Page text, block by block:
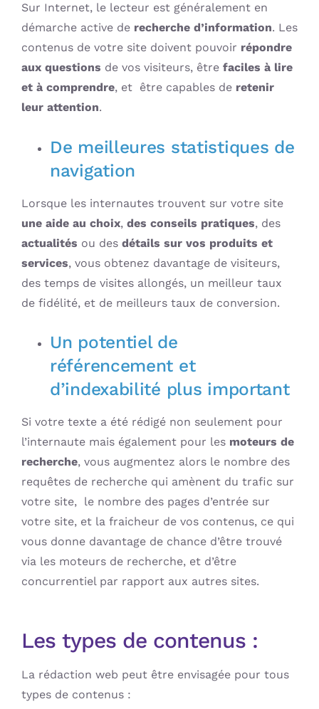
Sur Internet, le lecteur est généralement en
démarche active de recherche d’information. Les
contenus de votre site doivent pouvoir répondre
aux questions de vos visiteurs, être faciles à lire
et à comprendre, et être capables de retenir
leur attention.
De meilleures statistiques de
navigation
Lorsque les internautes trouvent sur votre site
une aide au choix, des conseils pratiques, des
actualités ou des détails sur vos produits et
services, vous obtenez davantage de visiteurs,
des temps de visites allongés, un meilleur taux
de fidélité, et de meilleurs taux de conversion.
Un potentiel de
référencement et
d’indexabilité plus important
Si votre texte a été rédigé non seulement pour
l’internaute mais également pour les moteurs de
recherche, vous augmentez alors le nombre des
requêtes de recherche qui amènent du trafic sur
votre site, le nombre des pages d’entrée sur
votre site, et la fraicheur de vos contenus, ce qui
vous donne davantage de chance d’être trouvé
via les moteurs de recherche, et d’être
concurrentiel par rapport aux autres sites.
Les types de contenus :
La rédaction web peut être envisagée pour tous
types de contenus :